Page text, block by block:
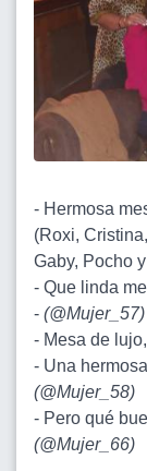
- Hermosa
(Roxi,
Gaby, Pocho
- Que linda
- (@Mujer_57)
- Mesa de
- Una
(@Mujer_58)
- Pero qué
(@Mujer_66)